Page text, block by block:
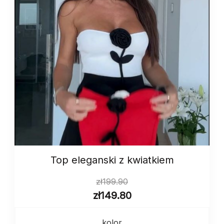
Top eleganski z kwiatkiem
zł199.90
zł149.80